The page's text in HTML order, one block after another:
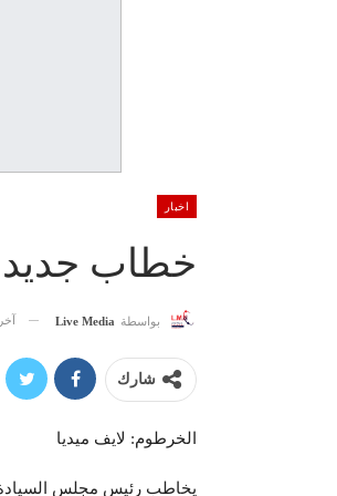
اخبار
خطاب جديد
بواسطة Live Media
شارك
الخرطوم: لايف ميديا
يخاطب رئيس مجلس السيادة